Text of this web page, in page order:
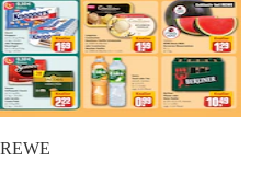
REWE